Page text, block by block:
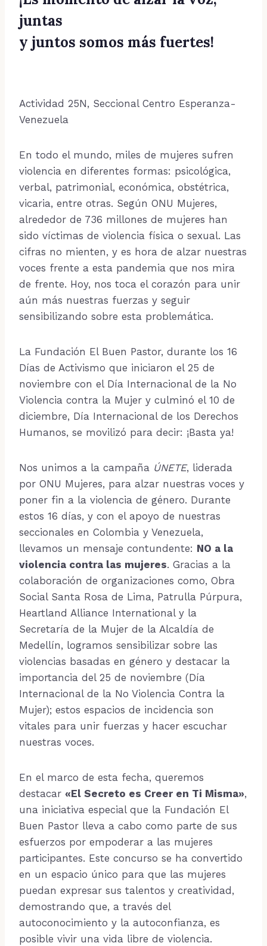
juntas
y juntos somos más fuertes!
Actividad 25N, Seccional Centro Esperanza-
Venezuela
En todo el mundo, miles de mujeres sufren
violencia en diferentes formas: psicológica,
verbal, patrimonial, económica, obstétrica,
vicaria, entre otras. Según ONU Mujeres,
alrededor de 736 millones de mujeres han
sido víctimas de violencia física o sexual. Las
cifras no mienten, y es hora de alzar nuestras
voces frente a esta pandemia que nos mira
de frente. Hoy, nos toca el corazón para unir
aún más nuestras fuerzas y seguir
sensibilizando sobre esta problemática.
La Fundación El Buen Pastor, durante los 16
Días de Activismo que iniciaron el 25 de
noviembre con el Día Internacional de la No
Violencia contra la Mujer y culminó el 10 de
diciembre, Día Internacional de los Derechos
Humanos, se movilizó para decir: ¡Basta ya!
Nos unimos a la campaña ÚNETE, liderada
por ONU Mujeres, para alzar nuestras voces y
poner fin a la violencia de género. Durante
estos 16 días, y con el apoyo de nuestras
seccionales en Colombia y Venezuela,
llevamos un mensaje contundente: NO a la
violencia contra las mujeres. Gracias a la
colaboración de organizaciones como, Obra
Social Santa Rosa de Lima, Patrulla Púrpura,
Heartland Alliance International y la
Secretaría de la Mujer de la Alcaldía de
Medellín, logramos sensibilizar sobre las
violencias basadas en género y destacar la
importancia del 25 de noviembre (Día
Internacional de la No Violencia Contra la
Mujer); estos espacios de incidencia son
vitales para unir fuerzas y hacer escuchar
nuestras voces.
En el marco de esta fecha, queremos
destacar «El Secreto es Creer en Ti Misma»,
una iniciativa especial que la Fundación El
Buen Pastor lleva a cabo como parte de sus
esfuerzos por empoderar a las mujeres
participantes. Este concurso se ha convertido
en un espacio único para que las mujeres
puedan expresar sus talentos y creatividad,
demostrando que, a través del
autoconocimiento y la autoconfianza, es
posible vivir una vida libre de violencia.